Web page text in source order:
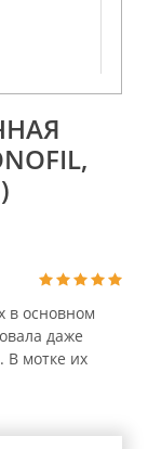
в основном
даже
В мотке их